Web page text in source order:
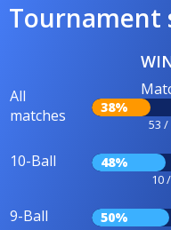
Tournament
All
matches
38%
53 /
10-Ball 48%
10
9-Ball 50%